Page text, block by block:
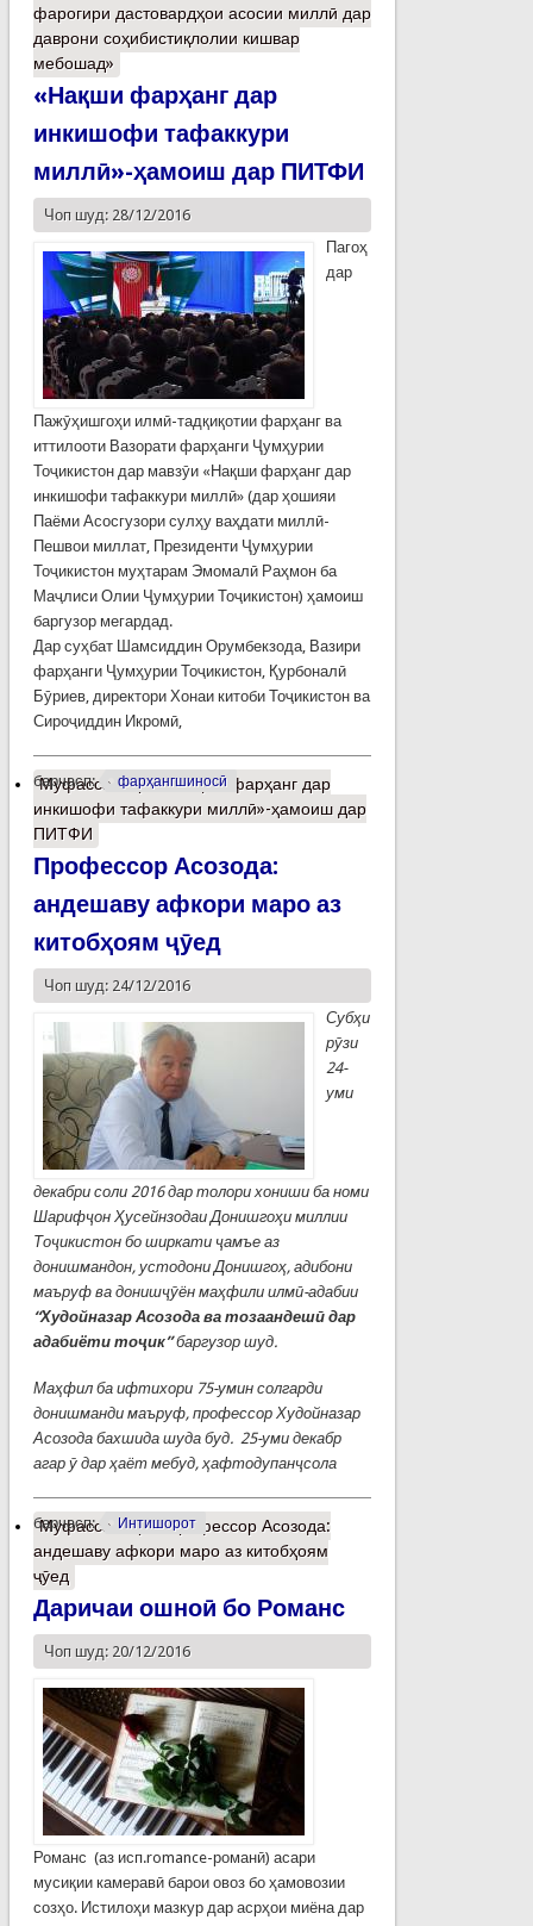
фарогири дастовардҳои асосии миллӣ дар
даврони соҳибистиқлолии кишвар
мебошад»
«Нақши фарҳанг дар
инкишофи тафаккури
миллӣ»-ҳамоиш дар ПИТФИ
Чоп шуд: 28/12/2016
Пагоҳ
дар
Пажӯҳишгоҳи илмӣ-тадқиқотии фарҳанг ва
иттилооти Вазорати фарҳанги Ҷумҳурии
Тоҷикистон дар мавзӯи «Нақши фарҳанг дар
инкишофи тафаккури миллӣ» (дар ҳошияи
Паёми Асосгузори сулҳу ваҳдати миллӣ-
Пешвои миллат, Президенти Ҷумҳурии
Тоҷикистон муҳтарам Эмомалӣ Раҳмон ба
Маҷлиси Олии Ҷумҳурии Тоҷикистон) ҳамоиш
баргузор мегардад.
Дар суҳбат Шамсиддин Орумбекзода, Вазири
фарҳанги Ҷумҳурии Тоҷикистон, Қурбоналӣ
Бӯриев, директори Хонаи китоби Тоҷикистон ва
Сироҷиддин Икромӣ,
барчасп: фарҳангшиносӣ
Муфассалтаро «Нақши фарҳанг дар
инкишофи тафаккури миллӣ»-ҳамоиш дар
ПИТФИ
Профессор Асозода:
андешаву афкори маро аз
китобҳоям ҷӯед
Чоп шуд: 24/12/2016
Субҳи
рӯзи
24-
уми
декабри соли 2016 дар толори хониши ба номи
Шарифҷон Ҳусейнзодаи Донишгоҳи миллии
Тоҷикистон бо ширкати ҷамъе аз
донишмандон, устодони Донишгоҳ, адибони
маъруф ва донишҷӯён маҳфили илмӣ-адабии
“Худойназар Асозода ва тозаандешӣ дар
адабиёти тоҷик”баргузор шуд.
Маҳфил ба ифтихори 75-умин солгарди
донишманди маъруф, профессор Худойназар
Асозода бахшида шуда буд. 25-уми декабр
агар ӯ дар ҳаёт мебуд, ҳафтодупанҷсола
барчасп: Интишорот
Муфассалтаро Профессор Асозода:
андешаву афкори маро аз китобҳоям
ҷӯед
Даричаи ошноӣ бо Романс
Чоп шуд: 20/12/2016
Романс (аз исп.romance-романӣ) асари
мусиқии камеравӣ барои овоз бо ҳамовозии
созҳо. Истилоҳи мазкур дар асрҳои миёна дар